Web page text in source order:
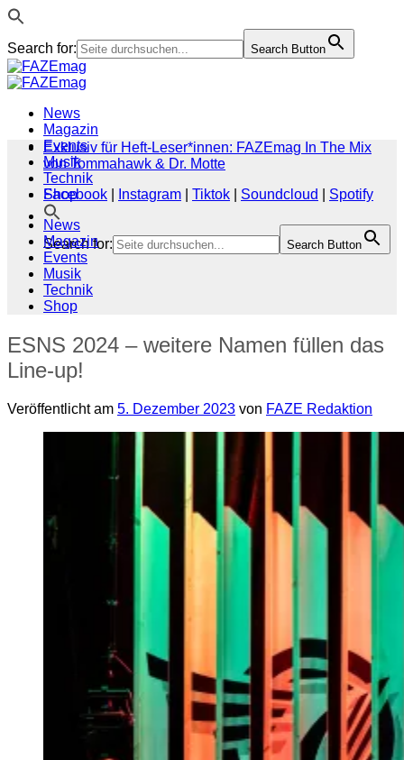
Search for: Search Button
Zum
Inhalt
News
Magazin
Events
Musik
Technik
Shop
Search for: Search Button
Exklusiv für Heft-Leser*innen: FAZEmag In The Mix
von Tommahawk & Dr. Motte
Facebook
Instagram Tiktok Soundcloud
Spotify
News
Magazin
Events
Musik
Technik
Shop
ESNS 2024 – weitere Namen füllen das
Line-up!
Veröffentlicht am 5. Dezember 2023 von FAZE Redaktion